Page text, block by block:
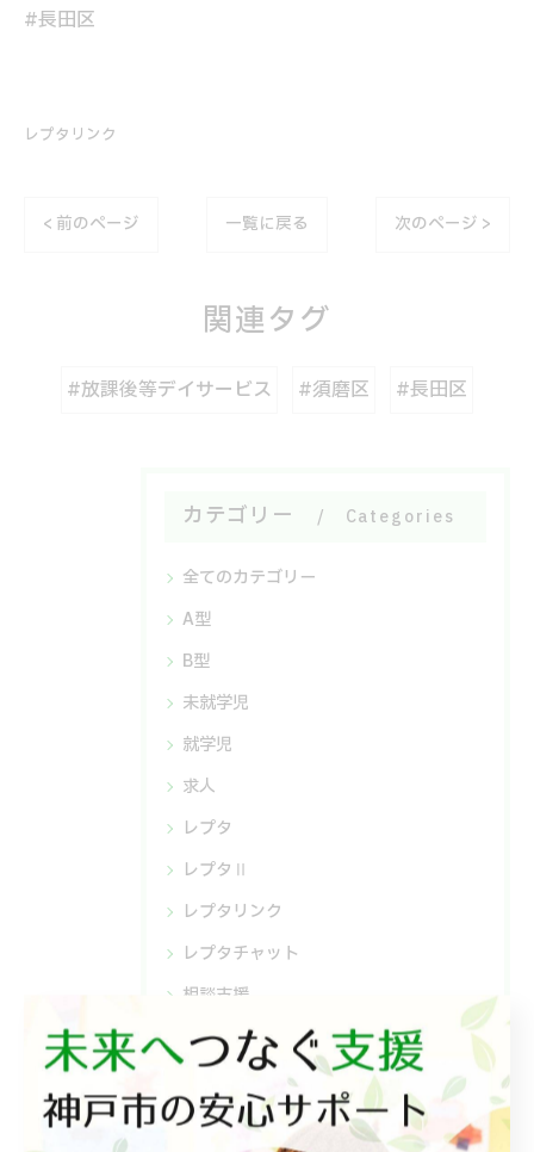
#長田区
レプタリンク
< 前のページ 一覧に戻る 次のページ >
関連タグ
#放課後等デイサービス #須磨区 #長田区
カテゴリー Categories
全てのカテゴリー
A型
B型
未就学児
就学児
求人
レプタ
レプタⅡ
レプタリンク
レプタチャット
相談支援
最近の投稿
Recent